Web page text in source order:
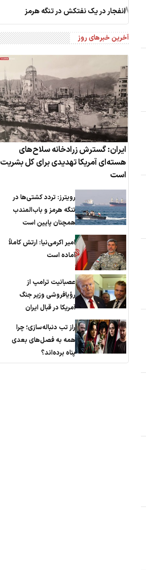
8انفجار در یک نفتکش در تنگه هرمز
آخرین خبرهای روز
ایران: گسترش زرادخانه سلاح‌های
هسته‌ای آمریکا تهدیدی برای کل بشریت
است
رویترز: تردد کشتی‌ها در
تنگه هرمز و باب‌المندب
همچنان پایین است
امیر اکرمی‌نیا: ارتش کاملاً
آماده است
عصبانیت ترامپ از
رؤیافروشی وزیر جنگ
آمریکا در قبال ایران
راز تب دنباله‌سازی؛ چرا
همه به فصل‌های بعدی
پناه برده‌اند؟